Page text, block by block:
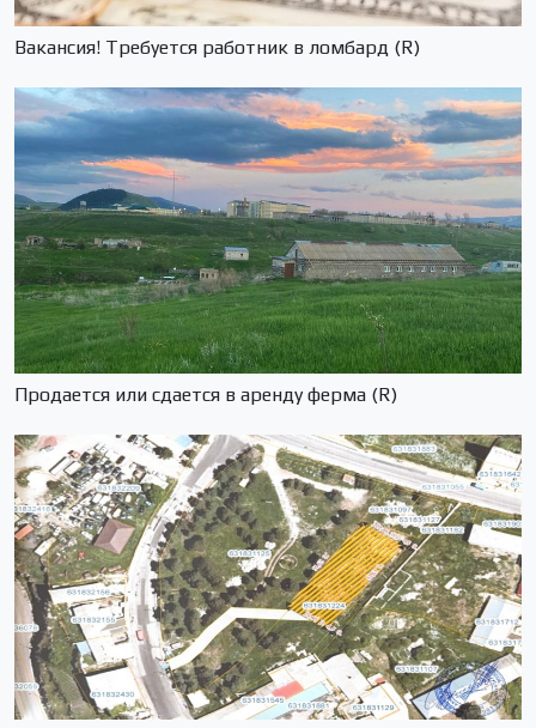
Вакансия! Требуется работник в ломбард (R)
Продается или сдается в аренду ферма (R)